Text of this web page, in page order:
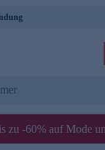
zu -60% auf Mode